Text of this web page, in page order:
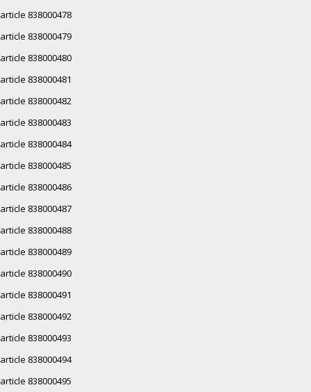
article 838000478
article 838000479
article 838000480
article 838000481
article 838000482
article 838000483
article 838000484
article 838000485
article 838000486
article 838000487
article 838000488
article 838000489
article 838000490
article 838000491
article 838000492
article 838000493
article 838000494
article 838000495